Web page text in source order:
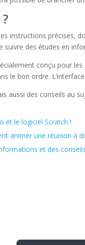
instructions précises,
suivre des études en
conçu pour
le bon ordre.
des conseils au
et le logiciel Scratch !
animer une réunion à
et des